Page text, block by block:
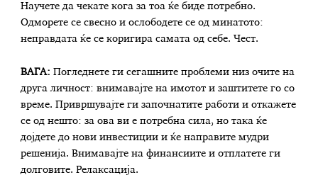
Научете да чекате кога за тоа ќе биде потребно.
Одморете се свесно и ослободете се од минатото:
неправдата ќе се коригира самата од себе. Чест.
ВАГА:Погледнете ги сегашните проблеми низ очите на
друга личност: внимавајте на имотот и заштитете го со
време. Привршувајте ги започнатите работи и откажете
се од нешто: за ова ви е потребна сила, но така ќе
дојдете до нови инвестиции и ќе направите мудри
решенија. Внимавајте на финансиите и отплатете ги
долговите. Релаксација.